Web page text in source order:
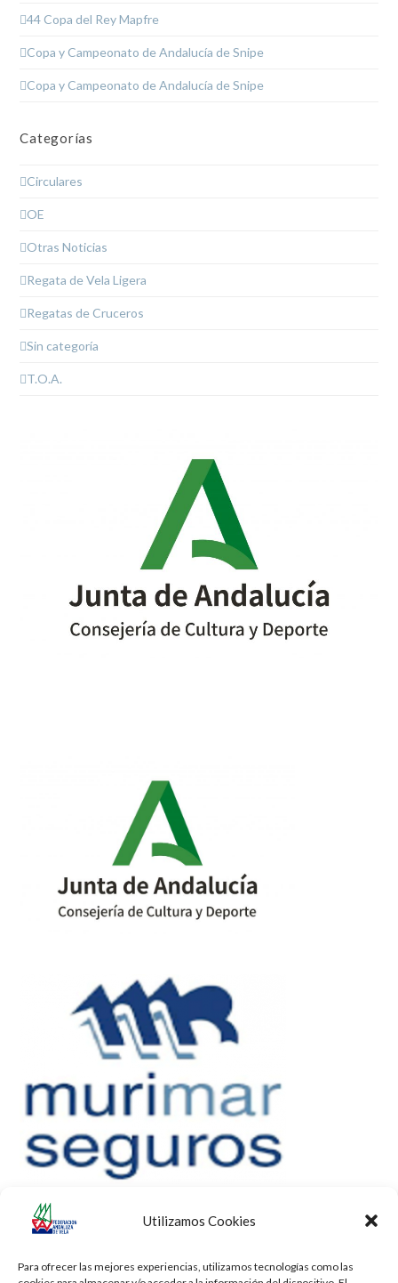
Utilizamos Cookies
Para ofrecer las mejores experiencias, utilizamos tecnologías como las
44 Copa del Rey Mapfre
Copa y Campeonato de Andalucía de Snipe
Copa y Campeonato de Andalucía de Snipe
Categorías
Circulares
OE
Otras Noticias
Regata de Vela Ligera
Regatas de Cruceros
Sin categoría
T.O.A.